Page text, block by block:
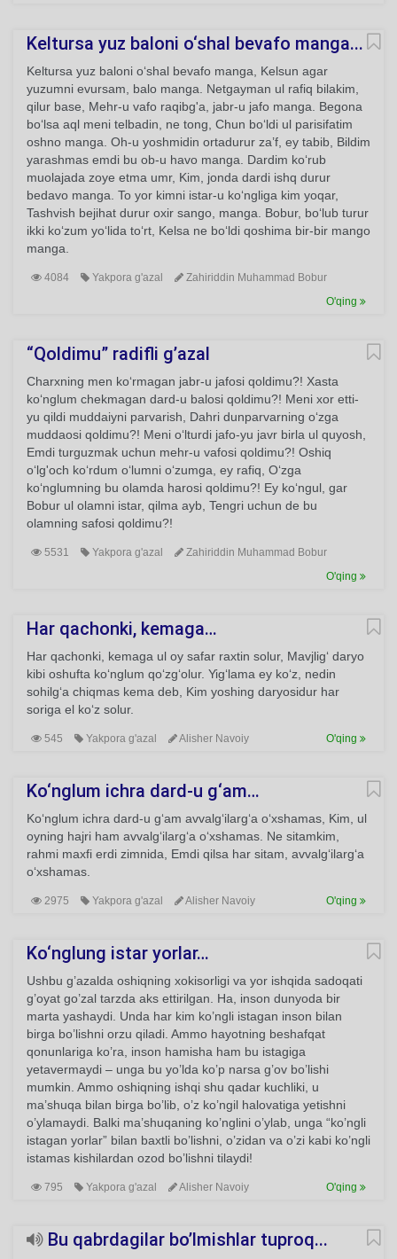
Keltursa yuz baloni o‘shal bevafo manga...
Keltursa yuz baloni o‘shal bevafo manga, Kelsun agar
yuzumni evursam, balo manga. Netgayman ul rafiq bilakim,
qilur base, Mehr-u vafo raqibg'a, jabr-u jafo manga. Begona
bo‘lsa aql meni telbadin, ne tong, Chun bo‘ldi ul parisifatim
oshno manga. Oh-u yoshmidin ortadurur za’f, ey tabib, Bildim
yarashmas emdi bu ob-u havo manga. Dardim ko‘rub
muolajada zoye etma umr, Kim, jonda dardi ishq durur
bedavo manga. To yor kimni istar-u ko‘ngliga kim yoqar,
Tashvish bejihat durur oxir sango, manga. Bobur, bo‘lub turur
ikki ko‘zum yo‘lida to‘rt, Kelsa ne bo‘ldi qoshima bir-bir mango
manga.
4084 Yakpora g'azal
Zahiriddin Muhammad Bobur
O'qing
“Qoldimu” radifli g’azal
Charxning men ko‘rmagan jabr-u jafosi qoldimu?! Xasta
ko‘nglum chekmagan dard-u balosi qoldimu?! Meni xor etti-
yu qildi muddaiyni parvarish, Dahri dunparvarning o‘zga
muddaosi qoldimu?! Meni o‘lturdi jafo-yu javr birla ul quyosh,
Emdi turguzmak uchun mehr-u vafosi qoldimu?! Oshiq
o‘lg'och ko‘rdum o‘lumni o‘zumga, ey rafiq, O‘zga
ko‘nglumning bu olamda harosi qoldimu?! Ey ko‘ngul, gar
Bobur ul olamni istar, qilma ayb, Tengri uchun de bu
olamning safosi qoldimu?!
5531 Yakpora g'azal
Zahiriddin Muhammad Bobur
O'qing
Har qachonki, kemaga…
Har qachonki, kemaga ul oy safar raxtin solur, Mavjlig‘ daryo
kibi oshufta ko‘nglum qo‘zg‘olur. Yig‘lama ey ko‘z, nedin
sohilg‘a chiqmas kema deb, Kim yoshing daryosidur har
soriga el ko‘z solur.
545 Yakpora g'azal Alisher Navoiy O'qing
Ko‘nglum ichra dard-u g‘am…
Ko‘nglum ichra dard-u g‘am avvalg‘ilarg‘a o‘xshamas, Kim, ul
oyning hajri ham avvalg‘ilarg‘a o‘xshamas. Ne sitamkim,
rahmi maxfi erdi zimnida, Emdi qilsa har sitam, avvalg‘ilarg‘a
o‘xshamas.
2975 Yakpora g'azal Alisher Navoiy O'qing
Ko‘nglung istar yorlar…
Ushbu g’azalda oshiqning xokisorligi va yor ishqida sadoqati
g’oyat go’zal tarzda aks ettirilgan. Ha, inson dunyoda bir
marta yashaydi. Unda har kim ko’ngli istagan inson bilan
birga bo’lishni orzu qiladi. Ammo hayotning beshafqat
qonunlariga ko’ra, inson hamisha ham bu istagiga
yetavermaydi – unga bu yo’lda ko’p narsa g’ov bo’lishi
mumkin. Ammo oshiqning ishqi shu qadar kuchliki, u
ma’shuqa bilan birga bo’lib, o’z ko’ngil halovatiga yetishni
o’ylamaydi. Balki ma’shuqaning ko’nglini o’ylab, unga “ko’ngli
istagan yorlar” bilan baxtli bo’lishni, o’zidan va o’zi kabi ko’ngli
istamas kishilardan ozod bo’lishni tilaydi!
795 Yakpora g'azal Alisher Navoiy O'qing
Bu qabrdagilar bo’lmishlar tuproq...